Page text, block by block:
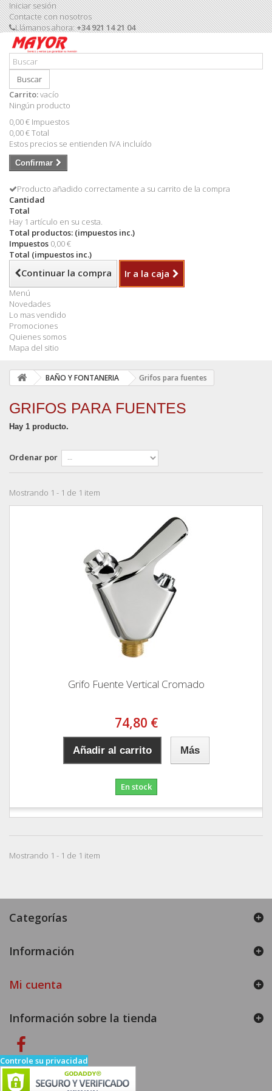
Iniciar sesión
Contacte con nosotros
Llámanos ahora:+34 921 14 21 04
Buscar
Carrito:vacío
Ningún producto
0,00 € Impuestos
0,00 €Total
Estos precios se entienden IVA incluído
Confirmar
Producto añadido correctamente a su carrito de la compra
Cantidad
Total
Hay 1 artículo en su cesta.
Total productos: (impuestos inc.)
Impuestos 0,00 €
Total (impuestos inc.)
Continuar la compra Ir a la caja
Menú
Novedades
Lo mas vendido
Promociones
Quienes somos
Mapa del sitio
BAÑO Y FONTANERIA Grifos para fuentes
GRIFOS PARA FUENTES
Hay 1 producto.
Ordenar por
Mostrando 1 - 1 de 1 item
Grifo Fuente Vertical Cromado
74,80 €
Añadir al carrito Más
En stock
Mostrando 1 - 1 de 1 item
Categorías
Información
Mi cuenta
Información sobre la tienda
Controle su privacidad